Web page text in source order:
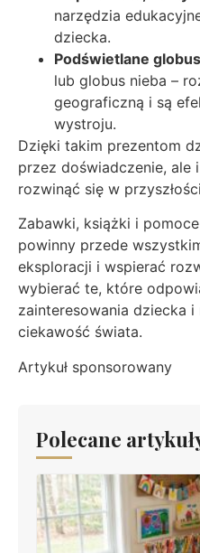
narzędzia
dziecka.
Podświetlane
lub globus nieba –
geograficzną i są
wystroju.
Dzięki takim prezentom
przez doświadczenie, ale
rozwinąć się w
Zabawki, książki i
powinny przede
eksploracji i wspierać
wybierać te, które
zainteresowania dziecka
ciekawość świata.
Artykuł sponsorowany
Polecane